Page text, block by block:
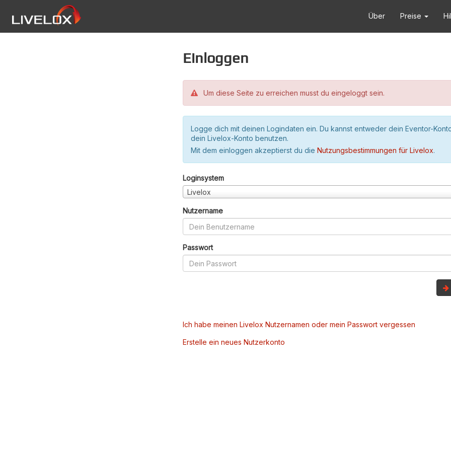
Über Preise
Einloggen
Um diese Seite zu erreichen musst du eingeloggt sein.
Logge dich mit deinen Logindaten ein. Du kannst entweder dein Eventor-
dein Livelox-Konto benutzen.
Mit dem einloggen akzeptierst du die Nutzungsbestimmungen für Livelox.
Loginsystem
Livelox
Nutzername
Passwort
Ich habe meinen Livelox Nutzernamen oder mein Passwort vergessen
Erstelle ein neues Nutzerkonto